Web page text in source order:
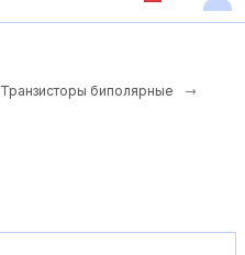
Транзисторы биполярные